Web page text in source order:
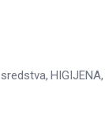
HIGIJENA